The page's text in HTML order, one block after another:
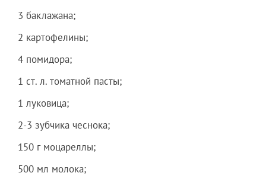
3 баклажана;
2 картофелины;
4 помидора;
1 ст. л. томатной пасты;
1 луковица;
2-3 зубчика чеснока;
150 г моцареллы;
500 мл молока;